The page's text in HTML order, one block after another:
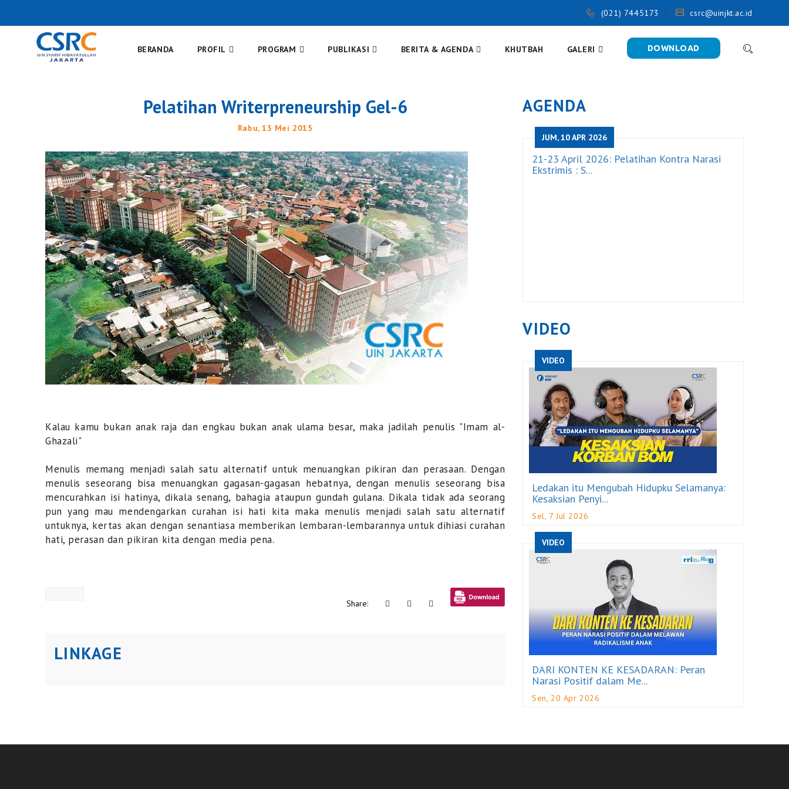
(021) 7445173 csrc@uinjkt.ac.id
BERANDA PROFIL PROGRAM PUBLIKASI BERITA & AGENDA KHUTBAH GALERI DOWNLOAD
Pelatihan Writerpreneurship Gel-6
Rabu, 13 Mei 2015
Kalau kamu bukan anak raja dan engkau bukan anak ulama besar, maka jadilah penulis "Imam al-
Ghazali"
Menulis memang menjadi salah satu alternatif untuk menuangkan pikiran dan perasaan. Dengan
menulis seseorang bisa menuangkan gagasan-gagasan hebatnya, dengan menulis seseorang bisa
mencurahkan isi hatinya, dikala senang, bahagia ataupun gundah gulana. Dikala tidak ada seorang
pun yang mau mendengarkan curahan isi hati kita maka menulis menjadi salah satu alternatif
untuknya, kertas akan dengan senantiasa memberikan lembaran-lembarannya untuk dihiasi curahan
hati, perasan dan pikiran kita dengan media pena.
Share:
LINKAGE
AGENDA
JUM, 10 APR 2026
21-23 April 2026: Pelatihan Kontra Narasi
Ekstrimis : S...
VIDEO
VIDEO
Ledakan itu Mengubah Hidupku Selamanya:
Kesaksian Penyi...
Sel, 7 Jul 2026
VIDEO
DARI KONTEN KE KESADARAN: Peran
Narasi Positif dalam Me...
Sen, 20 Apr 2026